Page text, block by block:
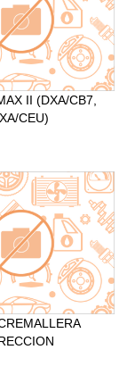
II (DXA/CB7,
CEU)